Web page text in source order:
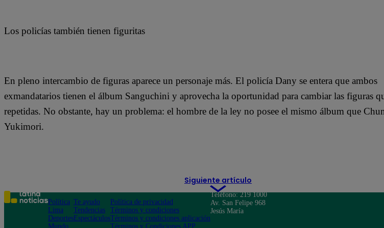
Los policías también tienen figuritas
En pleno intercambio de figuras aparece un personaje más. El policía Dany se entera que ambos
exmandatarios tienen el álbum Sanguchini y aprovecha la oportunidad para cambiar las figuras
repetidas. No obstante, hay un problema: el hombre de la ley no posee el mismo álbum que
Yukimori.
Siguiente artículo
Política
Lima
Deportes
Mundo
Te ayudo
Tendencias
Espectáculos
Política de privacidad
Términos y condiciones
Términos y condiciones aplicación
Términos y Condiciones APP
Teléfono: 219 1000
Av. San Felipe 968
Jesús María